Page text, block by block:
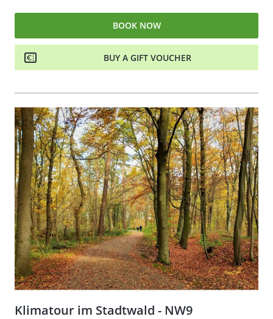
BOOK NOW
BUY A GIFT VOUCHER
Klimatour im Stadtwald - NW9